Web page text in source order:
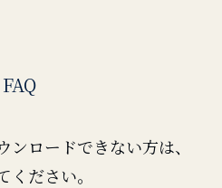
FAQ
ロードできない方は、
ださい。